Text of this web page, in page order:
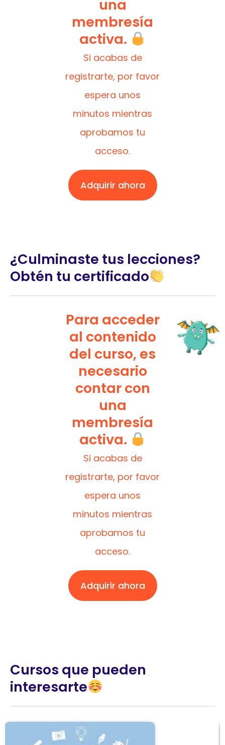
una
membresía
activa.
Si acabas de
registrarte, por favor
espera unos
minutos mientras
aprobamos tu
acceso.
Adquirir ahora
¿Culminaste tus lecciones?
Obtén tu certificado
Para acceder
al contenido
del curso, es
necesario
contar con
una
membresía
activa.
Si acabas de
registrarte, por favor
espera unos
minutos mientras
aprobamos tu
acceso.
Adquirir ahora
Cursos que pueden
interesarte